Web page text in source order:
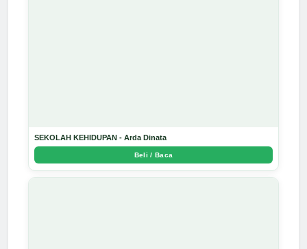
SEKOLAH KEHIDUPAN - Arda Dinata
Beli / Baca